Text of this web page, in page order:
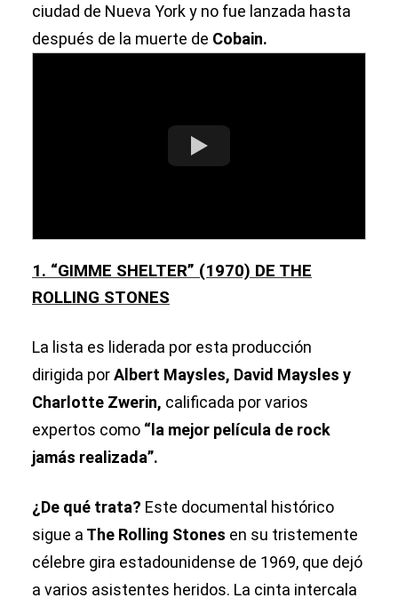
ciudad de Nueva York y no fue lanzada hasta
después de la muerte de Cobain.
1. “GIMME SHELTER” (1970) DE THE
ROLLING STONES
La lista es liderada por esta producción
dirigida porAlbert Maysles, David Maysles y
Charlotte Zwerin, calificada por varios
expertos como “la mejor película de rock
jamás realizada”.
¿De qué trata? Este documental histórico
sigue a The Rolling Stones en su tristemente
célebre gira estadounidense de 1969, que dejó
a varios asistentes heridos. La cinta intercala